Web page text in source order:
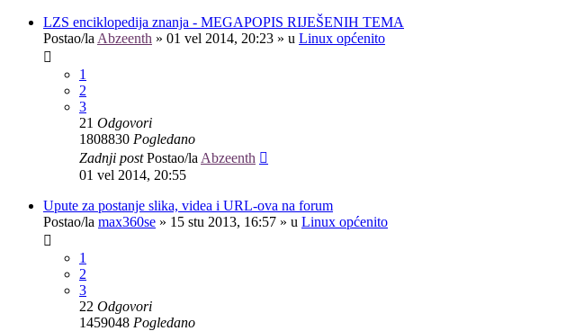
LZS enciklopedija znanja - MEGAPOPIS RIJEŠENIH TEMA
Postao/la Abzeenth » 01 vel 2014, 20:23 » u Linux općenito
1
2
3
21 Odgovori
1808830 Pogledano
Zadnji postPostao/la Abzeenth
01 vel 2014, 20:55
Upute za postanje slika, videa i URL-ova na forum
Postao/la max360se » 15 stu 2013, 16:57 » u Linux općenito
1
2
3
22 Odgovori
1459048 Pogledano